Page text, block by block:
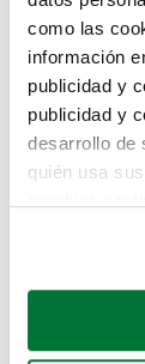
como las
información
publicidad y
publicidad y
desarrollo de
quién usa
Si lo
Lo
te
Pero
buscando
Coches de
Coches de